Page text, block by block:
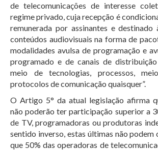
de telecomunicações de interesse
regime privado, cuja recepção é
remunerada por assinantes e
conteúdos audiovisuais na forma de
modalidades avulsa de programação e
programado e de canais de
meio de tecnologias, processos,
protocolos de comunicação quaisquer”.
O Artigo 5° da atual legislação afirma
não poderão ter participação superior a
de TV, programadoras ou produtoras
sentido inverso, estas últimas não
que 50% das operadoras de